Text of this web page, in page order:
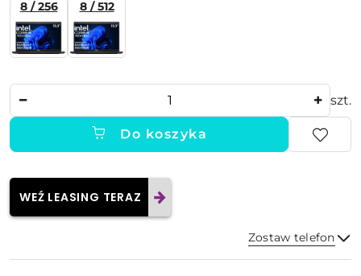
8 / 256 8 / 512
szt.
Do koszyka
WEŹ LEASING TERAZ
Zostaw telefon